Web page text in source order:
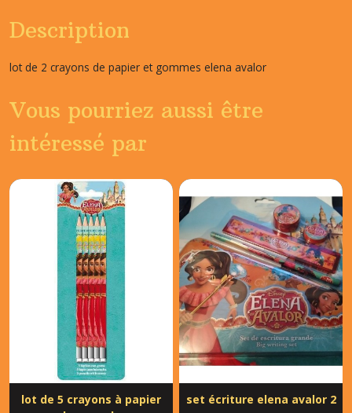
Description
lot de 2 crayons de papier et gommes elena avalor
Vous pourriez aussi être
intéressé par
lot de 5 crayons à papier
set écriture elena avalor 2